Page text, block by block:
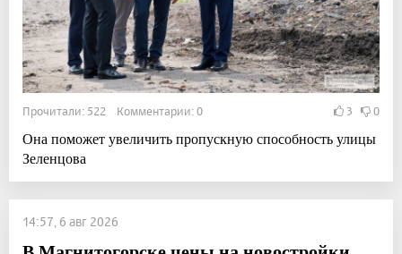
Прочитали: 522 Комментарии: 0 3 0
Она поможет увеличить пропускную способность улицы
Зеленцова
14:57, 6 авг 2026